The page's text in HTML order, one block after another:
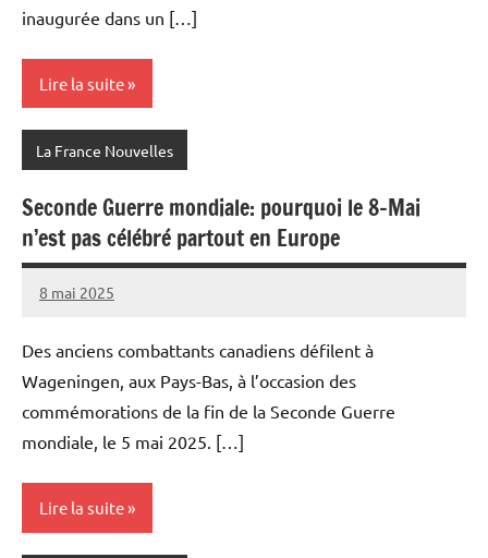
inaugurée dans un […]
Lire la suite
La France Nouvelles
Seconde Guerre mondiale: pourquoi le 8-Mai
n’est pas célébré partout en Europe
8 mai 2025
Admins
Des anciens combattants canadiens défilent à
Wageningen, aux Pays-Bas, à l’occasion des
commémorations de la fin de la Seconde Guerre
mondiale, le 5 mai 2025. […]
Lire la suite